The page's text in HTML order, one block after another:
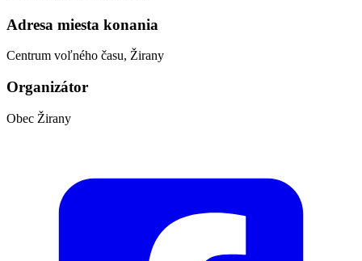
Adresa miesta konania
Centrum voľného času, Žirany
Organizátor
Obec Žirany